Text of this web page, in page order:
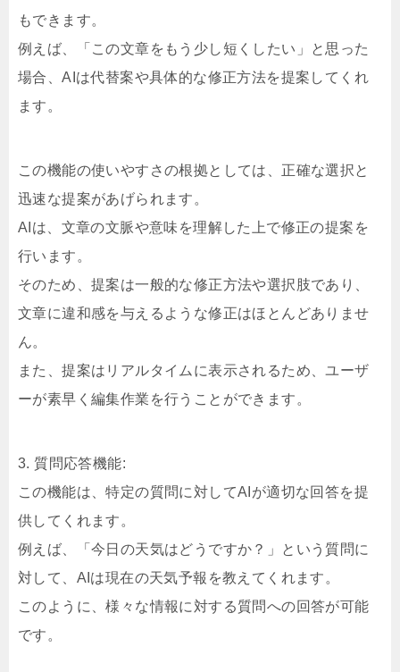
もできます。
例えば、「この文章をもう少し短くしたい」と思った
場合、AIは代替案や具体的な修正方法を提案してくれ
ます。
この機能の使いやすさの根拠としては、正確な選択と
迅速な提案があげられます。
AIは、文章の文脈や意味を理解した上で修正の提案を
行います。
そのため、提案は一般的な修正方法や選択肢であり、
文章に違和感を与えるような修正はほとんどありませ
ん。
また、提案はリアルタイムに表示されるため、ユーザ
ーが素早く編集作業を行うことができます。
3. 質問応答機能:
この機能は、特定の質問に対してAIが適切な回答を提
供してくれます。
例えば、「今日の天気はどうですか？」という質問に
対して、AIは現在の天気予報を教えてくれます。
このように、様々な情報に対する質問への回答が可能
です。